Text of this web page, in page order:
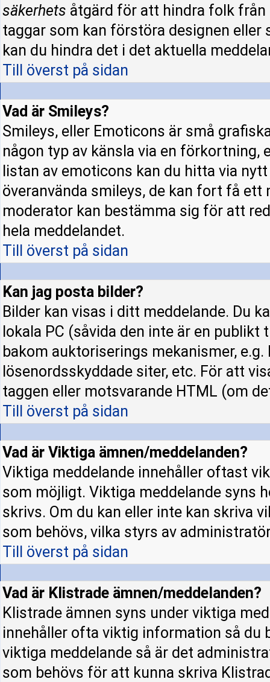
säkerhets åtgärd för att hindra folk
taggar som kan förstöra designen eller
kan du hindra det i det aktuella
Till överst på sidan
Vad är Smileys?
Smileys, eller Emoticons är små
någon typ av känsla via en förkortning,
listan av emoticons kan du hitta via
överanvända smileys, de kan fort få
moderator kan bestämma sig för att
hela meddelandet.
Till överst på sidan
Kan jag posta bilder?
Bilder kan visas i ditt meddelande. Du
lokala PC (såvida den inte är en
bakom auktoriserings mekanismer,
lösenordsskyddade siter, etc. För att
taggen eller motsvarande HTML (om
Till överst på sidan
Vad är Viktiga ämnen/meddelanden?
Viktiga meddelande innehåller oftast
som möjligt. Viktiga meddelande syns
skrivs. Om du kan eller inte kan skriva
som behövs, vilka styrs av
Till överst på sidan
Vad är Klistrade ämnen/meddelanden?
Klistrade ämnen syns under viktiga
innehåller ofta viktig information så du
viktiga meddelande så är det
som behövs för att kunna skriva